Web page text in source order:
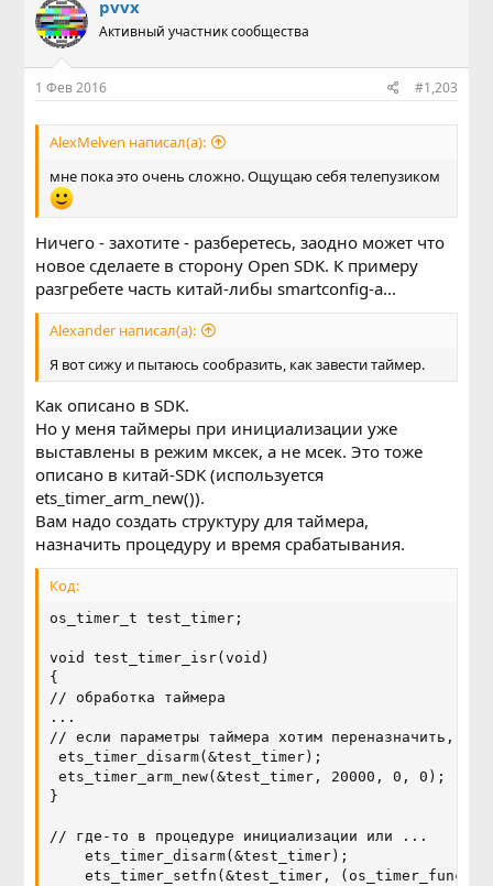
pvvx
Активный участник сообщества
1 Фев 2016 #1,203
AlexMelven написал(а):
мне пока это очень сложно. Ощущаю себя телепузиком
Ничего - захотите - разберетесь, заодно может что
новое сделаете в сторону Open SDK. К примеру
разгребете часть китай-либы smartconfig-а...
Alexander написал(а):
Я вот сижу и пытаюсь сообразить, как завести таймер.
Как описано в SDK.
Но у меня таймеры при инициализации уже
выставлены в режим мксек, а не мсек. Это тоже
описано в китай-SDK (используется
ets_timer_arm_new()).
Вам надо создать структуру для таймера,
назначить процедуру и время срабатывания.
Код:
os_timer_t test_timer;
void test_timer_isr(void)
{
// обработка таймера
...
// если параметры таймера хотим переназначить, то
ets_timer_disarm(&test_timer);
ets_timer_arm_new(&test_timer, 20000, 0, 0);
}
// где-то в процедуре инициализации или ...
    ets_timer_disarm(&test_timer);
ets_timer_setfn(&test_timer, (os_timer_func_t